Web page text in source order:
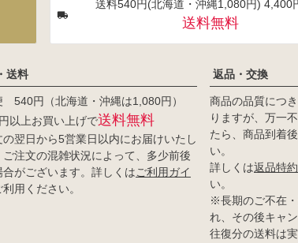
送料540円(北海道・沖縄1,080円) 4,400
送料無料
送料
540円（北海道・沖縄は1,080円）
以上お買い上げで送料無料
の翌日から5営業日以内にお届けいたし
ご注文の混雑状況によって、多少前後
合がございます。詳しくはご利用ガイ
利用ください。
返品・交換
商品の品質につ
りますが、万一
たら、商品到着
い。
詳しくは返品特
い。
※長期のご不在
れ、その後キャ
往復分の送料は